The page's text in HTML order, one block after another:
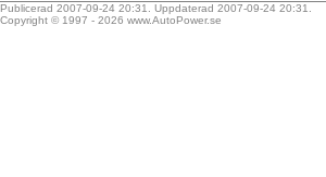
Publicerad 2007-09-24 20:31. Uppdaterad 2007-09-24 20:31.
Copyright © 1997 - 2026 www.AutoPower.se